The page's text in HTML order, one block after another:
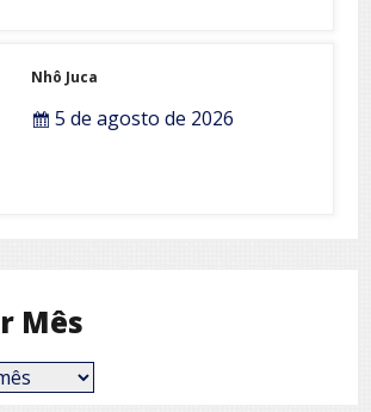
Nhô Juca
5 de agosto de 2026
Mês